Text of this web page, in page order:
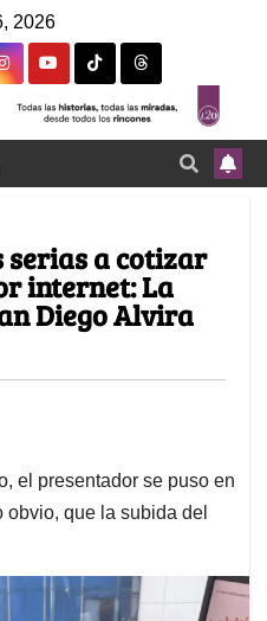
2026
a cotizar
internet: La
Diego Alvira
el presentador se puso en
obvio, que la subida del